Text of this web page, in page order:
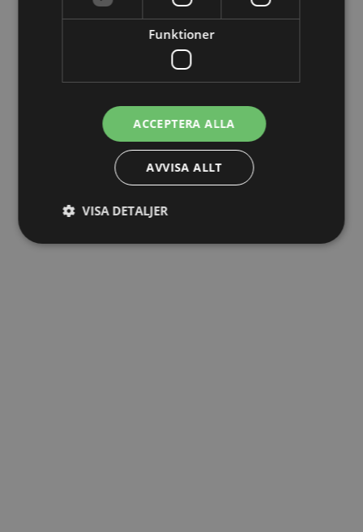
Företag
Boka
Funktioner
ACCEPTERA ALLA
AVVISA ALLT
VISA DETALJER